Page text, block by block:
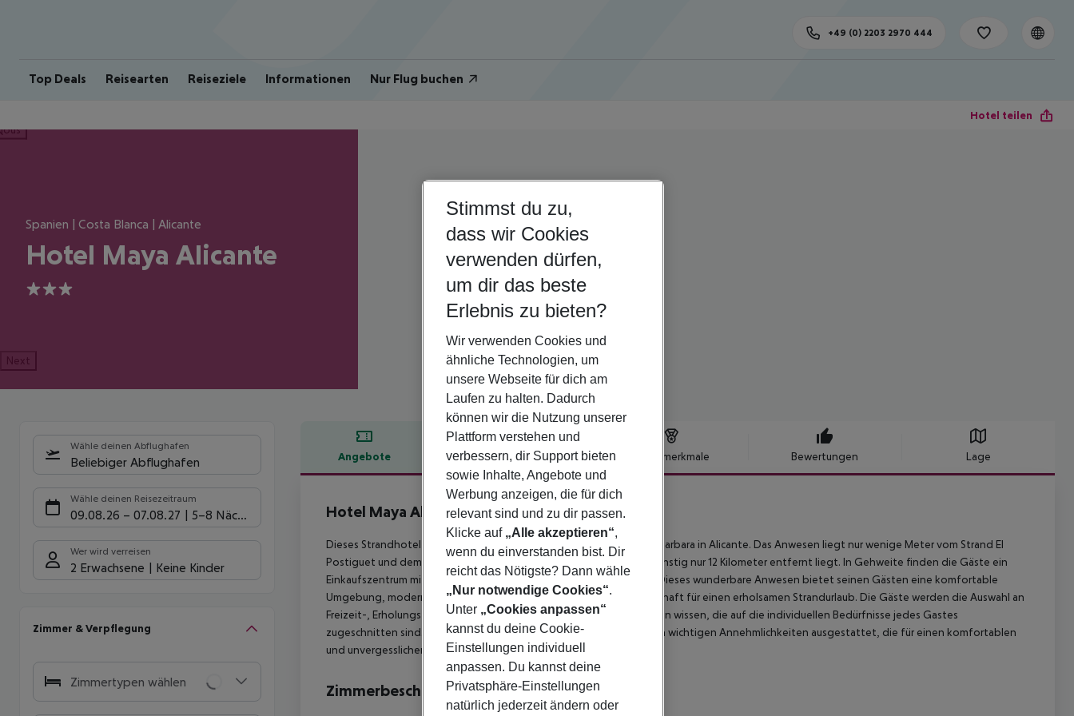
Top Deals Reisearten Reiseziele Informationen Nur Flug buchen
+49 (0) 2203 2970 444
Hotel teilen
Spanien | Costa Blanca | Alicante
Hotel Maya Alicante
3
Next
Wähle deinen Abflughafen
Beliebiger Abflughafen
Wähle deinen Reisezeitraum
09.08.26 – 07.08.27 5-8 Nächte
Wer wird verreisen
2 Erwachsene Keine Kinder
Zimmer & Verpflegung
Zimmertypen wählen
Angebote Hotelbeschreibung Hotelmerkmale Bewertungen Lage
Hotelbeschreibung
Hotel Maya Alicante
3
Dieses Strandhotel genießt eine idyllische Lage neben der Burg St. Barbara in Alicante. Das Anwesen liegt nur wenige Meter vom Strand El
Postiguet und dem Yachthafen entfernt, während der Flughafen günstig nur 12 Kilometer entfernt liegt. In Gehweite finden die Gäste ein
Einkaufszentrum mit Restaurants und Unterhaltungsmöglichkeiten. Dieses wunderbare Anwesen bietet seinen Gästen eine komfortable
Umgebung, moderne Annehmlichkeiten und herzliche Gastfreundschaft für einen erholsamen Strandurlaub. Die Gäste werden die Auswahl an
Freizeit-, Erholungs- und Speisemöglichkeiten des Hotels zu schätzen wissen, die auf die individuellen Bedürfnisse jedes Gastes
zugeschnitten sind. Die Zimmer sind schön eingerichtet und mit allen wichtigen Annehmlichkeiten ausgestattet, die für einen komfortablen
und unvergesslichen Aufenthalt erforderlich sind.
Zimmerbeschreibung
Stimmst du zu,
dass wir Cookies
verwenden dürfen,
um dir das beste
Erlebnis zu bieten?
Wir verwenden Cookies und
ähnliche Technologien, um
unsere Webseite für dich am
Laufen zu halten. Dadurch
können wir die Nutzung unserer
Plattform verstehen und
verbessern, dir Support bieten
sowie Inhalte, Angebote und
Werbung anzeigen, die für dich
relevant sind und zu dir passen.
Klicke auf „Alle akzeptieren“,
wenn du einverstanden bist. Dir
reicht das Nötigste? Dann wähle
„Nur notwendige Cookies“.
Unter „Cookies anpassen“
kannst du deine Cookie-
Einstellungen individuell
anpassen. Du kannst deine
Privatsphäre-Einstellungen
natürlich jederzeit ändern oder